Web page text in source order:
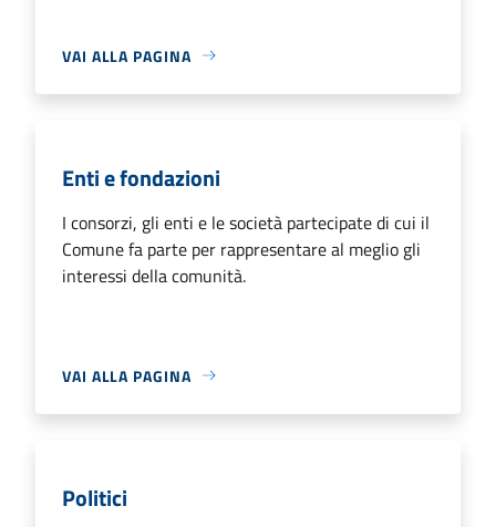
VAI ALLA PAGINA
Enti e fondazioni
I consorzi, gli enti e le società partecipate di cui il
Comune fa parte per rappresentare al meglio gli
interessi della comunità.
VAI ALLA PAGINA
Politici